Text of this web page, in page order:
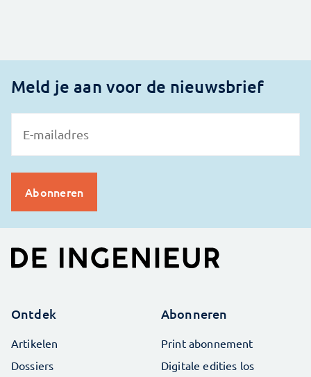
Meld je aan voor de nieuwsbrief
Ontdek
Artikelen
Dossiers
Abonneren
Print abonnement
Digitale edities los